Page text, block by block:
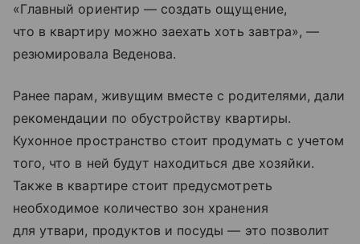
«Главный ориентир — создать ощущение,
что в квартиру можно заехать хоть завтра», —
резюмировала Веденова.
Ранее парам, живущим вместе с родителями, дали
рекомендации по обустройству квартиры.
Кухонное пространство стоит продумать с учетом
того, что в ней будут находиться две хозяйки.
Также в квартире стоит предусмотреть
необходимое количество зон хранения
для утвари, продуктов и посуды — это позволит